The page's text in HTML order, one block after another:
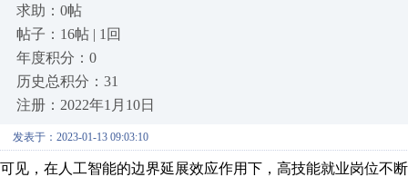
求助：0帖
帖子：16帖 | 1回
年度积分：0
历史总积分：31
注册：2022年1月10日
发表于：2023-01-13 09:03:10
可见，在人工智能的边界延展效应作用下，高技能就业岗位不